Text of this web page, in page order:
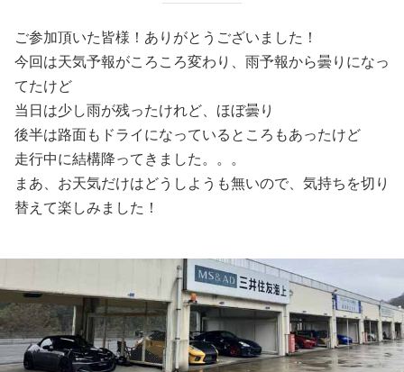
ご参加頂いた皆様！ありがとうございました！
今回は天気予報がころころ変わり、雨予報から曇りになっ
てたけど
当日は少し雨が残ったけれど、ほぼ曇り
後半は路面もドライになっているところもあったけど
走行中に結構降ってきました。。。
まあ、お天気だけはどうしようも無いので、気持ちを切り
替えて楽しみました！